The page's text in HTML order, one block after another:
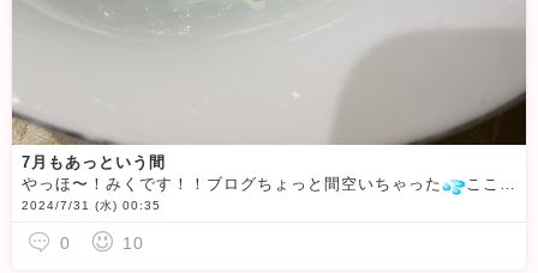
7月もあっという間
やっほ〜！みくです！！ブログちょっと間空いちゃった
ここ数日、体調が安定しなくてイン出来なかった
2024/7/31 (水) 00:35
0 10